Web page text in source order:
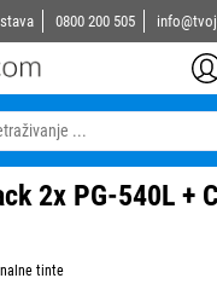
0800 200 505
2x PG-540L +
tinte